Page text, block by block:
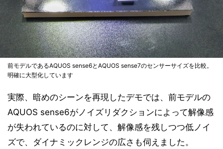
前モデルであるAQUOS sense6とAQUOS sense7のセンサーサイズを比較。
明確に大型化しています
実際、暗めのシーンを再現したデモでは、前モデルの
AQUOS sense6がノイズリダクションによって解像感
が失われているのに対して、解像感を残しつつ低ノイ
ズで、ダイナミックレンジの広さも伺えました。